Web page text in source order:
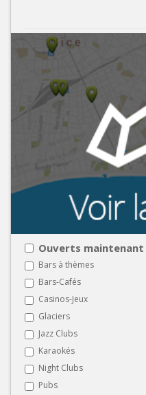
Ouverts maintenant
Bars à thèmes
Bars-Cafés
Casinos-Jeux
Glaciers
Jazz Clubs
Karaokés
Night Clubs
Pubs